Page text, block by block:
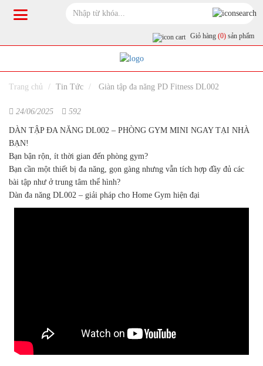
Giỏ hàng (0) sản phẩm
Trang chủ Tin Tức Giàn tập đa năng PD Fitness DL002
24/06/2025 592
DÀN TẬP ĐA NĂNG DL002 – PHÒNG GYM MINI NGAY TẠI NHÀ
BẠN!
Bạn bận rộn, ít thời gian đến phòng gym?
Bạn cần một thiết bị đa năng, gọn gàng nhưng vẫn tích hợp đầy đủ các
bài tập như ở trung tâm thể hình?
Dàn đa năng DL002 – giải pháp cho Home Gym hiện đại